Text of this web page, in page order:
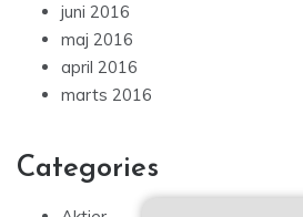
juni 2016
maj 2016
april 2016
marts 2016
Categories